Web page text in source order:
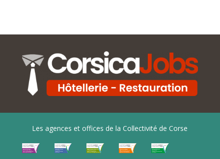
Les agences et offices de la Collectivité de Corse